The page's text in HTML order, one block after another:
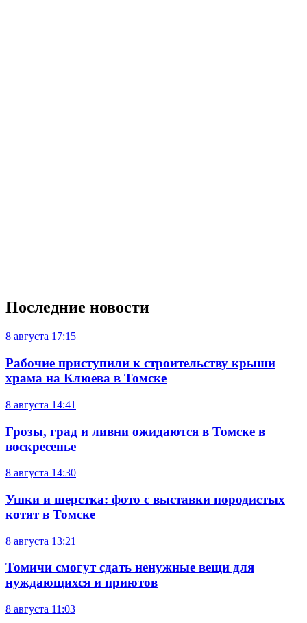
Последние новости
8 августа 17:15
Рабочие приступили к строительству крыши
храма на Клюева в Томске
8 августа 14:41
Грозы, град и ливни ожидаются в Томске в
воскресенье
8 августа 14:30
Ушки и шерстка: фото с выставки породистых
котят в Томске
8 августа 13:21
Томичи смогут сдать ненужные вещи для
нуждающихся и приютов
8 августа 11:03